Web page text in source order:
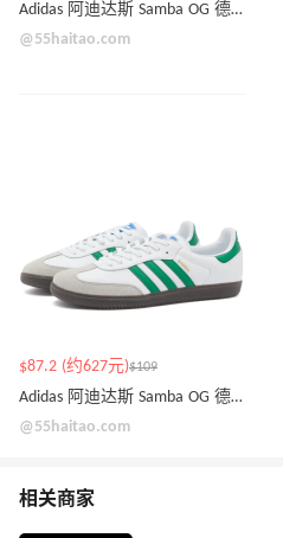
Adidas 阿迪达斯 Samba OG 德迅鞋
@55haitao.com
$87.2 (约627元)$109
Adidas 阿迪达斯 Samba OG 德迅鞋
@55haitao.com
相关商家